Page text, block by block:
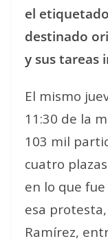
el
destinado
y sus tareas
El mismo
11:30 de la
103 mil
cuatro
en lo que
esa
Ramírez,